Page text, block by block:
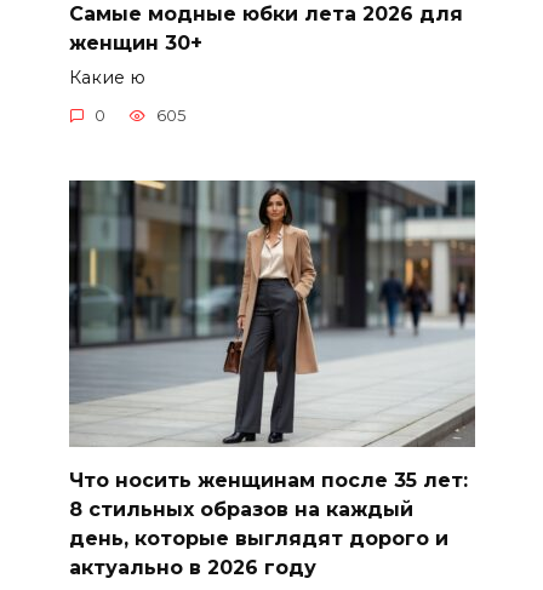
Самые модные юбки лета 2026 для
женщин 30+
Какие ю
0 605
Что носить женщинам после 35 лет:
8 стильных образов на каждый
день, которые выглядят дорого и
актуально в 2026 году